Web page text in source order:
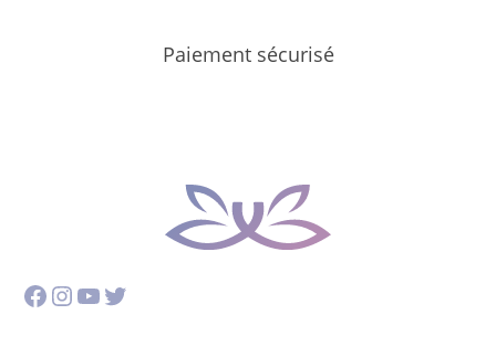
Paiement sécurisé
Facebook
Instagram
YouTube
Twitter